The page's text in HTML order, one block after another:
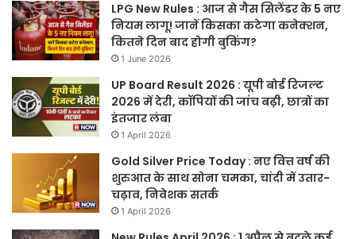
LPG New Rules : आज से गैस सिलेंडर के 5 नए
नियम लागू! जानें किसका कटेगा कनेक्शन,
कितने दिन बाद होगी बुकिंग?
1 June 2026
UP Board Result 2026 : यूपी बोर्ड रिजल्ट
2026 में देरी, कॉपियों की जांच बढ़ी, छात्रों का
इंतजार लंबा
1 April 2026
Gold Silver Price Today : नए वित्त वर्ष की
शुरुआत के साथ सोना चमका, चांदी में उतार-
चढ़ाव, निवेशक सतर्क
1 April 2026